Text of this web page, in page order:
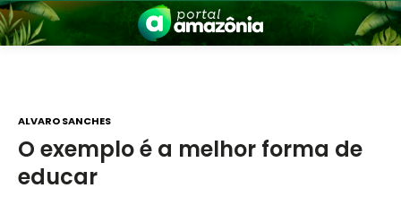
ALVARO SANCHES
O exemplo é a melhor forma de
educar